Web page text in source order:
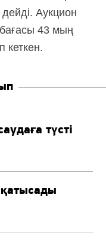
Аукцион
бағасы 43 мың
кеткен.
түсті